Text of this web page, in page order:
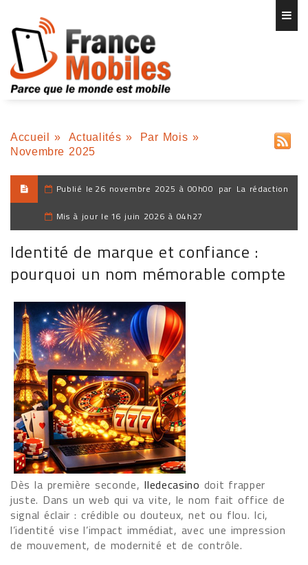
Accueil » Actualités » Par Mois »
Novembre 2025
Publié le 26 novembre 2025 à 00h00 par La rédaction
Mis à jour le 16 juin 2026 à 04h27
Identité de marque et confiance :
pourquoi un nom mémorable compte
Dès la première seconde, Iledecasino doit frapper
juste. Dans un web qui va vite, le nom fait office de
signal éclair : crédible ou douteux, net ou flou. Ici,
l’identité vise l’impact immédiat, avec une impression
de mouvement, de modernité et de contrôle.